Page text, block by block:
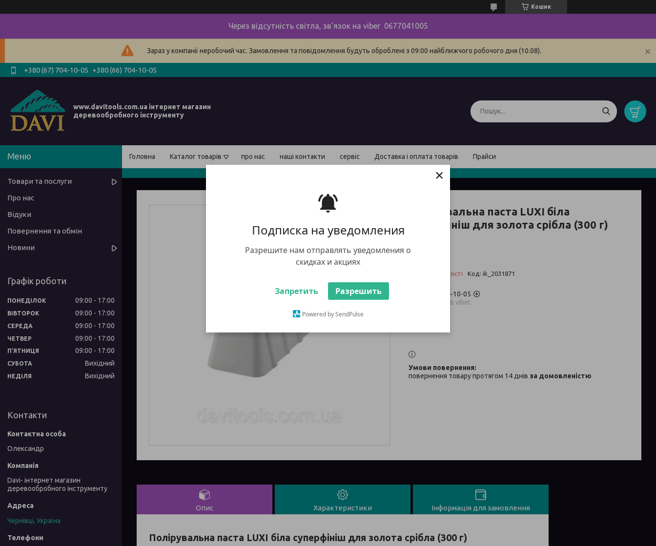
Подписка на уведомления
Разрешите нам отправлять уведомления о
скидках и акциях
Запретить Разрешить
Powered by SendPulse
×
Кошик
Через відсутність світла, зв'язок на viber 0677041005
Зараз у компанії неробочий час. Замовлення та повідомлення будуть оброблені з 09:00 найближчого робочого дня (10.08).
+380 (67) 704-10-05 +380 (66) 704-10-05
www.davitools.com.ua інтернет магазин
деревообробного інструменту
Головна Каталог товарів про нас наші контакти сервіс Доставка і оплата товарів Прайси
Полірувальна паста LUXI біла
суперфініш для золота срібла (300 г)
Немає в наявності Код: ik_2031871
+380 (67) 704-10-05
заказ товаров viber.
повернення товару протягом 14 днів за домовленістю
Опис Характеристики Інформація для замовлення
Полірувальна паста LUXI біла суперфініш для золота срібла (300 г)
Товари та послуги
Про нас
Відуки
Повернення та обмін
Новини
Графік роботи
ПОНЕДІЛОК 09:00 17:00
ВІВТОРОК 09:00 17:00
СЕРЕДА 09:00 17:00
ЧЕТВЕР 09:00 17:00
ПʼЯТНИЦЯ 09:00 17:00
СУБОТА Вихідний
НЕДІЛЯ Вихідний
Контакти
Олександр
Davi- інтернет магазин
деревообробного інструменту
Чернівці, Україна